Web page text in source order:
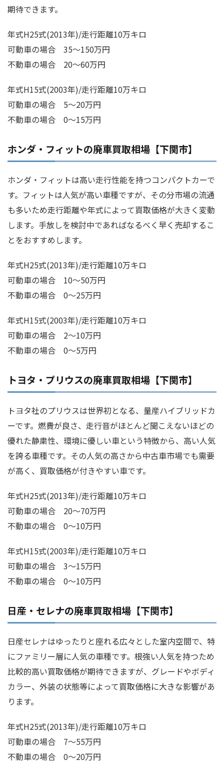
期待できます。
年式H25式(2013年)/走行距離10万キロ
可動車の場合 35～150万円
不動車の場合 20～60万円
年式H15式(2003年)/走行距離10万キロ
可動車の場合 5～20万円
不動車の場合 0～15万円
ホンダ・フィットの廃車買取相場【下関市】
ホンダ・フィットは高い走行性能を持つコンパクトカーで
す。フィットは人気が高い車種ですが、その分市場の流通
も多いため走行距離や年式によって買取価格が大きく変動
します。手放しを検討中であればなるべく早く売却するこ
とをおすすめします。
年式H25式(2013年)/走行距離10万キロ
可動車の場合 10～50万円
不動車の場合 0～25万円
年式H15式(2003年)/走行距離10万キロ
可動車の場合 2～10万円
不動車の場合 0～5万円
トヨタ・プリウスの廃車買取相場【下関市】
トヨタ社のプリウスは世界初となる、量産ハイブリッドカ
ーです。燃費が良さ、走行音がほとんど聞こえないほどの
優れた静粛性、環境に優しい車という特徴から、高い人気
を誇る車種です。その人気の高さから中古車市場でも需要
が高く、買取価格が付きやすい車です。
年式H25式(2013年)/走行距離10万キロ
可動車の場合 20～70万円
不動車の場合 0～10万円
年式H15式(2003年)/走行距離10万キロ
可動車の場合 3～15万円
不動車の場合 0～10万円
日産・セレナの廃車買取相場【下関市】
日産セレナはゆったりと座れる広々とした室内空間で、特
にファミリー層に人気の車種です。根強い人気を持つため
比較的高い買取価格が期待できますが、グレードやボディ
カラー、外装の状態等によって買取価格に大きな影響があ
ります。
年式H25式(2013年)/走行距離10万キロ
可動車の場合 7～55万円
不動車の場合 0～20万円